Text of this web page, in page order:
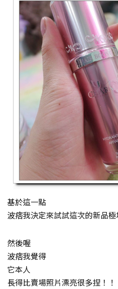
基於這一點
波痞我決定來試試這次的新品
然後喔
波痞我覺得
它本人
長得比賣場照片漂亮很多捏！！